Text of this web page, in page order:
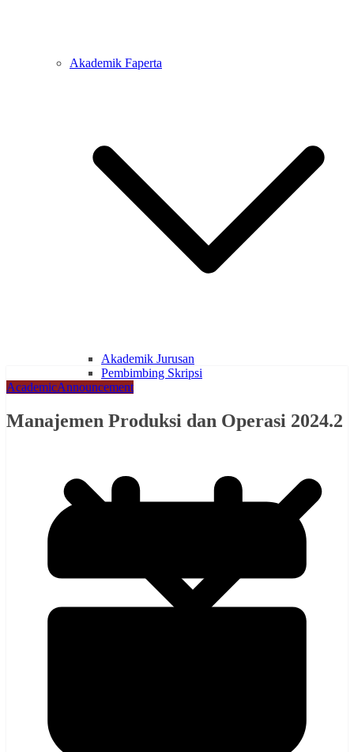
Akademik Faperta
Akademik Jurusan
Pembimbing Skripsi
Application
AcademicAnnouncement
Manajemen Produksi dan Operasi 2024.2